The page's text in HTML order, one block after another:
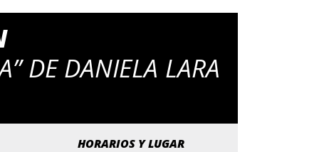
DE DANIELA LARA
HORARIOS Y LUGAR